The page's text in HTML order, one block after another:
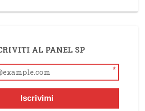
AL PANEL SP
*
Iscrivimi